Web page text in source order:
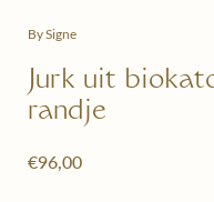
By Signe
Jurk uit
randje
€96,00